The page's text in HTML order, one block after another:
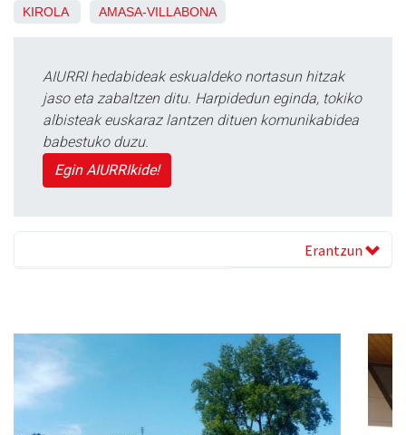
KIROLA AMASA-VILLABONA
AIURRI hedabideak eskualdeko nortasun hitzak
jaso eta zabaltzen ditu. Harpidedun eginda, tokiko
albisteak euskaraz lantzen dituen komunikabidea
babestuko duzu.
Egin AIURRIkide!
Erantzun